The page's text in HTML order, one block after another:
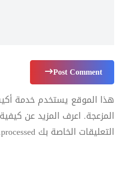
Post Comment
هذا الموقع يستخدم خدمة
المزعجة. اعرف المزيد عن
التعليقات الخاصة بك processed